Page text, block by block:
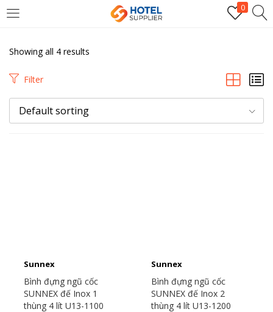
0
Enter your username and password to login.
Showing all 4 results
Filter
Default sorting
Sunnex
Bình đựng ngũ cốc
SUNNEX đế Inox 1
thùng 4 lít U13-1100
Sunnex
Bình đựng ngũ cốc
SUNNEX đế Inox 2
thùng 4 lít U13-1200